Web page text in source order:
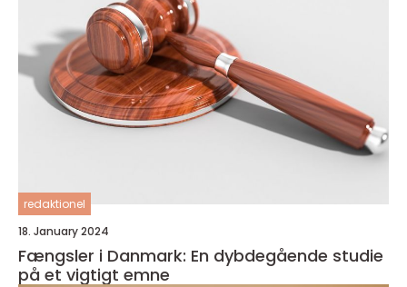
redaktionel
18. January 2024
Fængsler i Danmark: En dybdegående studie
på et vigtigt emne